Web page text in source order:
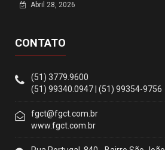
Abril 28, 2026
CONTATO
(51) 3779.9600
(51) 99340.0947 | (51) 99354-9756
fgct@fgct.com.br
www.fgct.com.br